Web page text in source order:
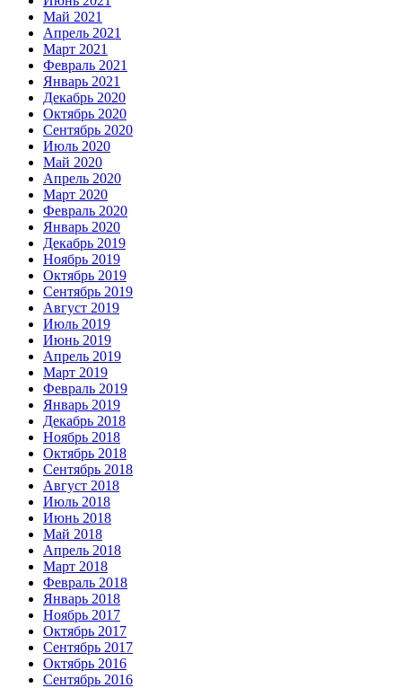
Май 2021
Апрель 2021
Март 2021
Февраль 2021
Январь 2021
Декабрь 2020
Октябрь 2020
Сентябрь 2020
Июль 2020
Май 2020
Апрель 2020
Март 2020
Февраль 2020
Январь 2020
Декабрь 2019
Ноябрь 2019
Октябрь 2019
Сентябрь 2019
Август 2019
Июль 2019
Июнь 2019
Апрель 2019
Март 2019
Февраль 2019
Январь 2019
Декабрь 2018
Ноябрь 2018
Октябрь 2018
Сентябрь 2018
Август 2018
Июль 2018
Июнь 2018
Май 2018
Апрель 2018
Март 2018
Февраль 2018
Январь 2018
Ноябрь 2017
Октябрь 2017
Сентябрь 2017
Октябрь 2016
Сентябрь 2016